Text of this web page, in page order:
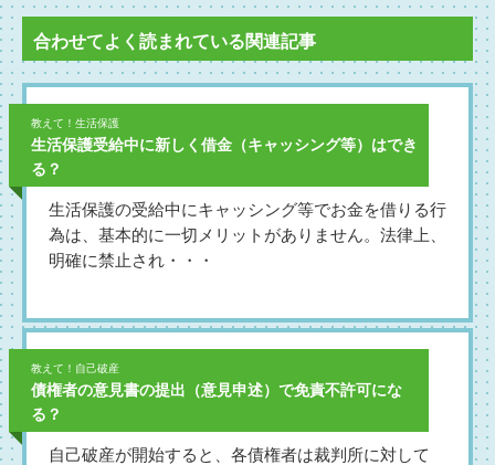
合わせてよく読まれている関連記事
教えて！生活保護
生活保護受給中に新しく借金（キャッシング等）はでき
る？
生活保護の受給中にキャッシング等でお金を借りる行
為は、基本的に一切メリットがありません。法律上、
明確に禁止され・・・
教えて！自己破産
債権者の意見書の提出（意見申述）で免責不許可にな
る？
自己破産が開始すると、各債権者は裁判所に対して